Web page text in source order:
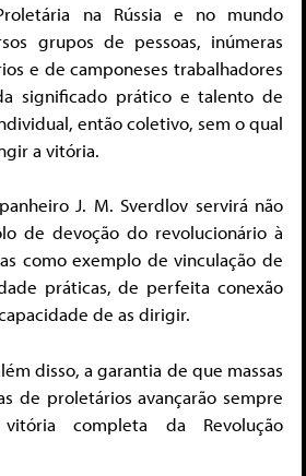
na Rússia e no mundo
grupos de pessoas, inúmeras
e de camponeses trabalhadores
significado prático e talento de
então coletivo, sem o qual
a vitória.
J. M. Sverdlov servirá não
de devoção do revolucionário à
como exemplo de vinculação de
práticas, de perfeita conexão
de as dirigir.
disso, a garantia de que massas
de proletários avançarão sempre
completa da Revolução